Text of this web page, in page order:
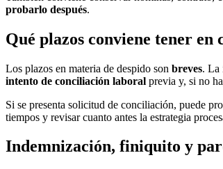
probarlo después.
Qué plazos conviene tener
Los plazos en materia de despido son breves. La
intento de conciliación laboral previa y, si no
Si se presenta solicitud de conciliación, puede
tiempos y revisar cuanto antes la estrategia
Indemnización, finiquito y